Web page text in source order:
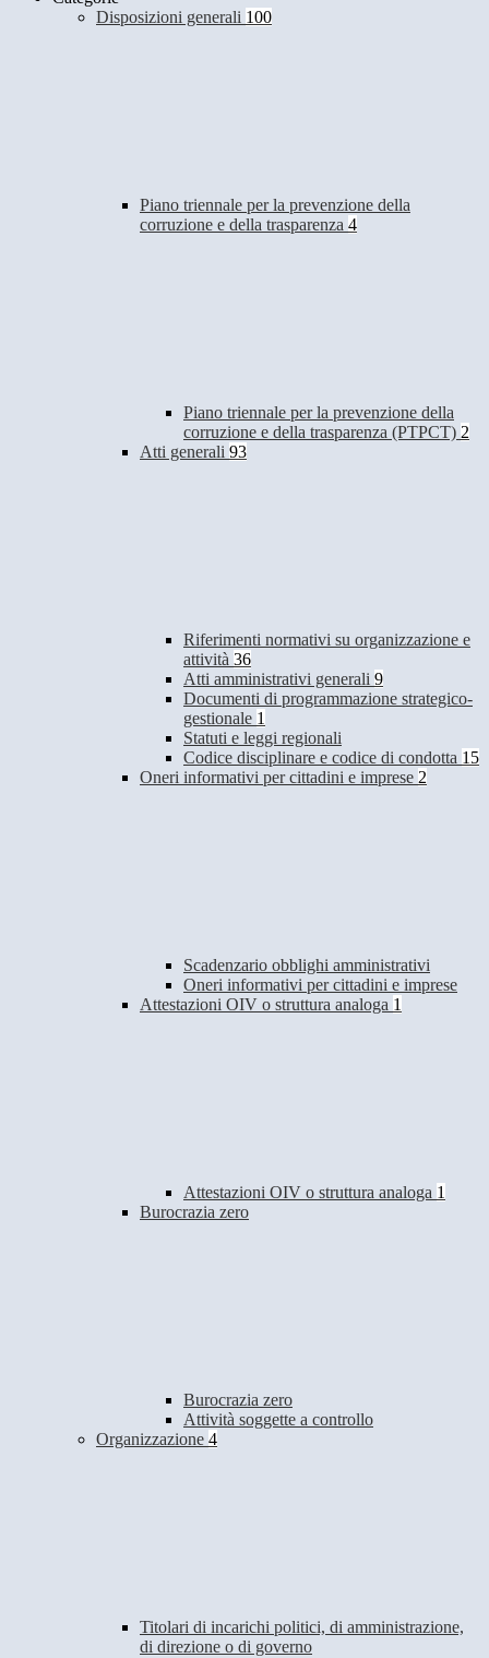
Disposizioni generali 100
Piano triennale per la prevenzione della
corruzione e della trasparenza 4
Piano triennale per la prevenzione della
corruzione e della trasparenza (PTPCT) 2
Atti generali 93
Riferimenti normativi su organizzazione e
attività 36
Atti amministrativi generali 9
Documenti di programmazione strategico-
gestionale 1
Statuti e leggi regionali
Codice disciplinare e codice di condotta 15
Oneri informativi per cittadini e imprese 2
Scadenzario obblighi amministrativi
Oneri informativi per cittadini e imprese
Attestazioni OIV o struttura analoga 1
Attestazioni OIV o struttura analoga 1
Burocrazia zero
Burocrazia zero
Attività soggette a controllo
Organizzazione 4
Titolari di incarichi politici, di amministrazione,
di direzione o di governo